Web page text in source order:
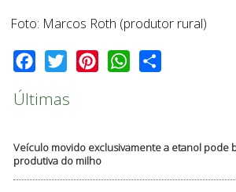
Últimas
Veículo movido exclusivamente a etanol pode
produtiva do milho
Foto: Marcos Roth (produtor rural)
Facebook
Twitter PinterestWhatsApp